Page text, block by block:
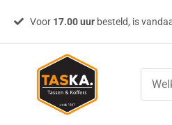
Voor 17.00 uurbesteld, is